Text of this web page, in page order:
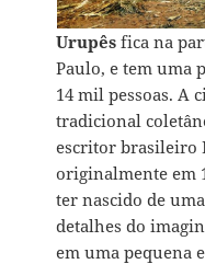
Urupês fica na
Paulo, e tem uma
14 mil pessoas. A
tradicional
escritor brasileiro
originalmente em
ter nascido de
detalhes do
em uma pequena